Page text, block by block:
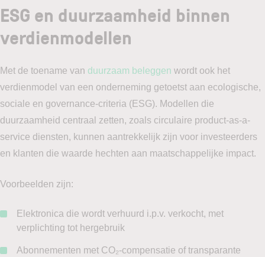
ESG en duurzaamheid binnen
verdienmodellen
Met de toename van duurzaam beleggen wordt ook het
verdienmodel van een onderneming getoetst aan ecologische,
sociale en governance-criteria (ESG). Modellen die
duurzaamheid centraal zetten, zoals circulaire product-as-a-
service diensten, kunnen aantrekkelijk zijn voor investeerders
en klanten die waarde hechten aan maatschappelijke impact.
Voorbeelden zijn:
Elektronica die wordt verhuurd i.p.v. verkocht, met
verplichting tot hergebruik
Abonnementen met CO₂-compensatie of transparante